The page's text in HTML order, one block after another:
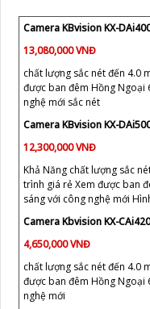
Camera KBvision KX-
13,080,000 VNĐ
chất lượng sắc nét đến 4.0
được ban đêm Hồng Ngoại
nghệ mới sắc nét
Camera KBvision KX-
12,300,000 VNĐ
Khả Năng chất lượng sắc
trình giá rẻ Xem được ban
sáng với công nghệ mới
Camera Kbvision KX-
4,650,000 VNĐ
chất lượng sắc nét đến 4.0
được ban đêm Hồng Ngoại
nghệ mới